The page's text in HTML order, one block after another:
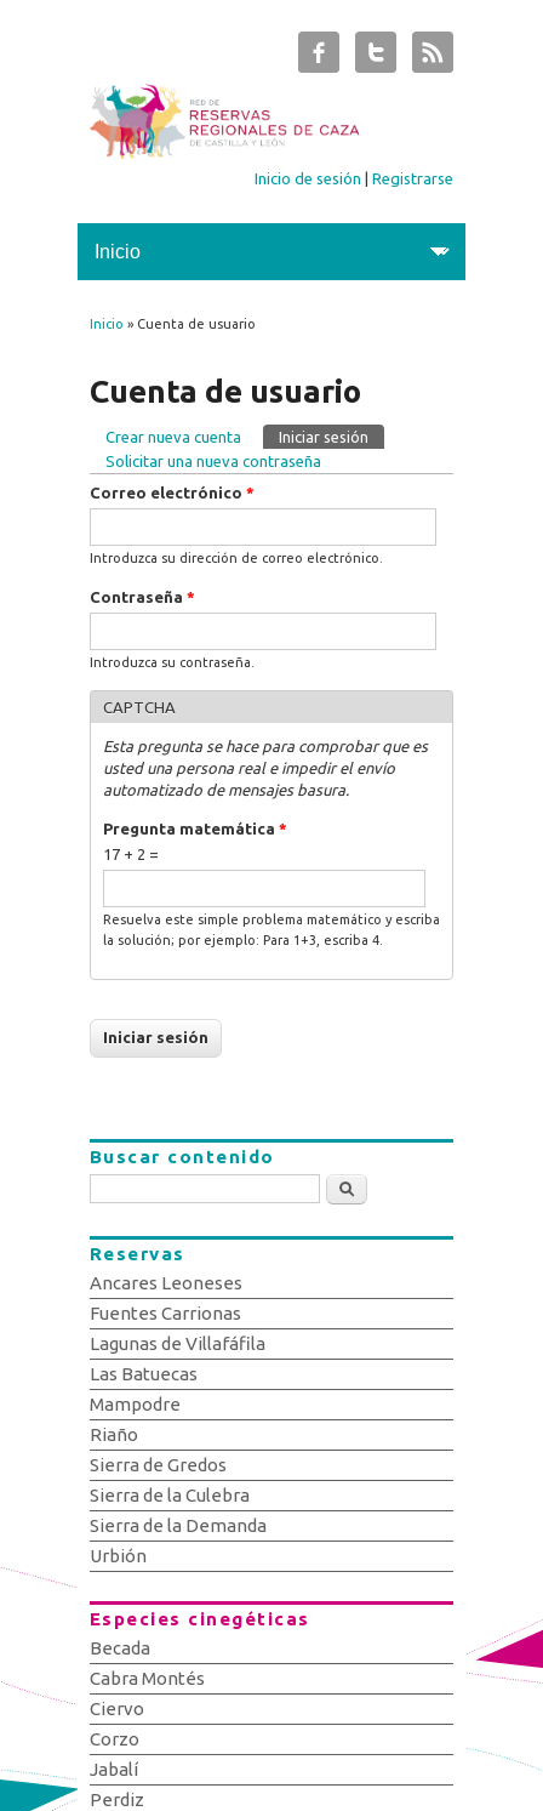
Inicio de sesión |Registrarse
Se encuentra usted aquí
Inicio » Cuenta de usuario
Cuenta de usuario
Solapas principales
Crear nueva cuenta Iniciar sesión
Solicitar una nueva contraseña
Correo electrónico *
Introduzca su dirección de correo electrónico.
Contraseña *
Introduzca su contraseña.
CAPTCHA
Esta pregunta se hace para comprobar que es
usted una persona real e impedir el envío
automatizado de mensajes basura.
Pregunta matemática *
17 + 2 =
Resuelva este simple problema matemático y escriba
la solución; por ejemplo: Para 1+3, escriba 4.
Buscar contenido
Buscar
Reservas
Ancares Leoneses
Fuentes Carrionas
Lagunas de Villafáfila
Las Batuecas
Mampodre
Riaño
Sierra de Gredos
Sierra de la Culebra
Sierra de la Demanda
Urbión
Especies cinegéticas
Becada
Cabra Montés
Ciervo
Corzo
Jabalí
Perdiz